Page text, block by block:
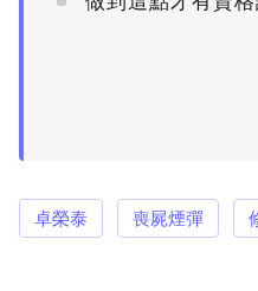
卓榮泰 喪屍煙彈